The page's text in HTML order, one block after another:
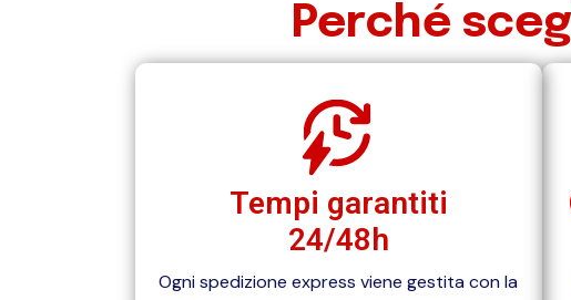
Perché
Tempi garantiti
24/48h
Ogni spedizione express viene gestita con la